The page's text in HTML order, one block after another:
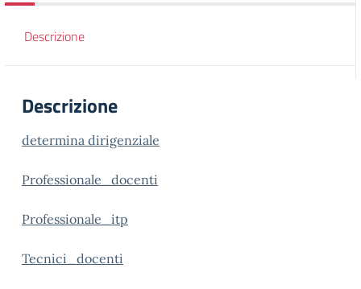
Descrizione
Descrizione
determina dirigenziale
Professionale_docenti
Professionale_itp
Tecnici_docenti